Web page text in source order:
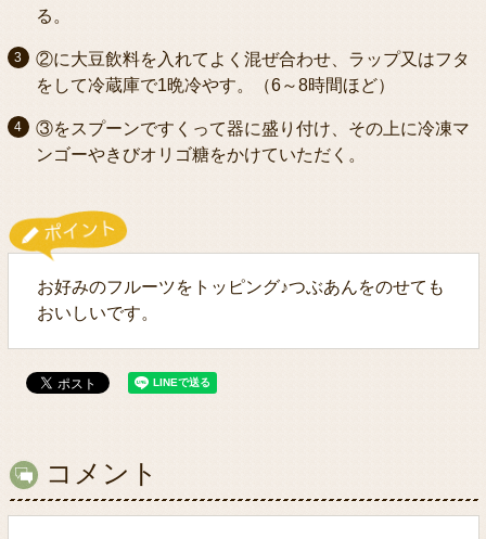
る。
②に大豆飲料を入れてよく混ぜ合わせ、ラップ又はフタ
をして冷蔵庫で1晩冷やす。（6～8時間ほど）
③をスプーンですくって器に盛り付け、その上に冷凍マ
ンゴーやきびオリゴ糖をかけていただく。
お好みのフルーツをトッピング♪つぶあんをのせても
おいしいです。
コメント